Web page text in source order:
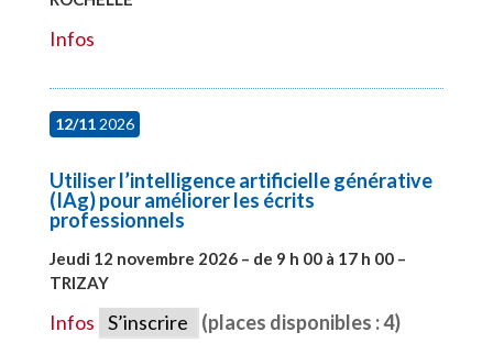
Infos
12/112026
Utiliser l’intelligence artificielle générative
(IAg) pour améliorer les écrits
professionnels
Jeudi 12 novembre 2026 – de 9 h 00 à 17 h 00 –
TRIZAY
Infos S’inscrire (places disponibles : 4)